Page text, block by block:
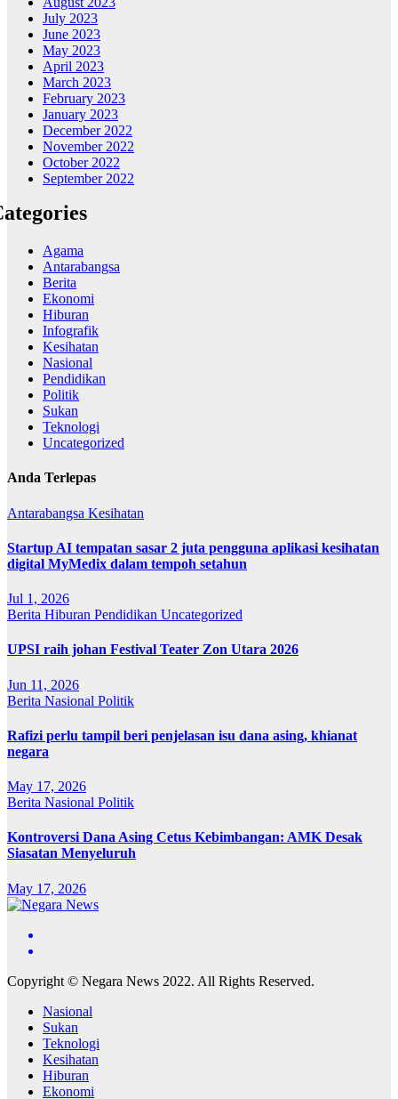
July 2023
June 2023
May 2023
April 2023
March 2023
February 2023
January 2023
December 2022
November 2022
October 2022
September 2022
Agama
Antarabangsa
Berita
Ekonomi
Hiburan
Infografik
Kesihatan
Nasional
Pendidikan
Politik
Sukan
Teknologi
Uncategorized
Anda Terlepas
Antarabangsa Kesihatan
Startup AI tempatan sasar 2 juta pengguna aplikasi kesihatan
digital MyMedix dalam tempoh setahun
Jul 1, 2026
Berita Hiburan Pendidikan Uncategorized
UPSI raih johan Festival Teater Zon Utara 2026
Jun 11, 2026
Berita Nasional Politik
Rafizi perlu tampil beri penjelasan isu dana asing, khianat
negara
May 17, 2026
Berita Nasional Politik
Kontroversi Dana Asing Cetus Kebimbangan: AMK Desak
Siasatan Menyeluruh
May 17, 2026
Copyright © Negara News 2022. All Rights Reserved.
Nasional
Sukan
Teknologi
Kesihatan
Hiburan
Ekonomi